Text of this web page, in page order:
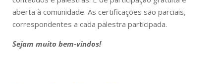
aberta à comunidade. As certificações são parciais,
correspondentes a cada palestra participada.
Sejam muito bem-vindos!